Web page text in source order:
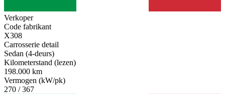
Verkoper
Code fabrikant
X308
Carrosserie detail
Sedan (4-deurs)
Kilometerstand (lezen)
198.000 km
Vermogen (kW/pk)
270 / 367